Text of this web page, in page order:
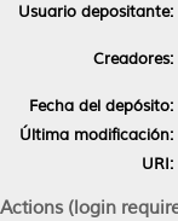
Usuario depositante:
Creadores:
Fecha del depósito:
Última modificación:
URI:
Actions (login